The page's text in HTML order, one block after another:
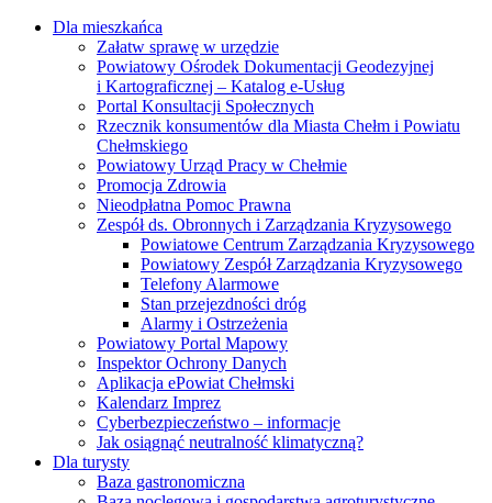
Dla mieszkańca
Załatw sprawę w urzędzie
Powiatowy Ośrodek Dokumentacji Geodezyjnej
i Kartograficznej – Katalog e-Usług
Portal Konsultacji Społecznych
Rzecznik konsumentów dla Miasta Chełm i Powiatu
Chełmskiego
Powiatowy Urząd Pracy w Chełmie
Promocja Zdrowia
Nieodpłatna Pomoc Prawna
Zespół ds. Obronnych i Zarządzania Kryzysowego
Powiatowe Centrum Zarządzania Kryzysowego
Powiatowy Zespół Zarządzania Kryzysowego
Telefony Alarmowe
Stan przejezdności dróg
Alarmy i Ostrzeżenia
Powiatowy Portal Mapowy
Inspektor Ochrony Danych
Aplikacja ePowiat Chełmski
Kalendarz Imprez
Cyberbezpieczeństwo – informacje
Jak osiągnąć neutralność klimatyczną?
Dla turysty
Baza gastronomiczna